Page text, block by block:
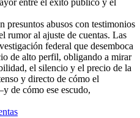
entre el éxito público y el
presuntos abusos con testimonios
rumor al ajuste de cuentas. Las
federal que desemboca
de alto perfil, obligando a mirar
el silencio y el precio de la
y directo de cómo el
de cómo ese escudo,